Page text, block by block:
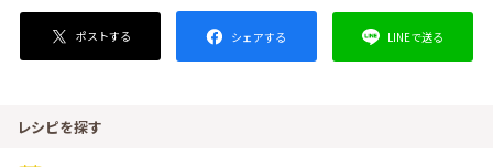
ポストする シェアする LINEで送る
レシピを探す